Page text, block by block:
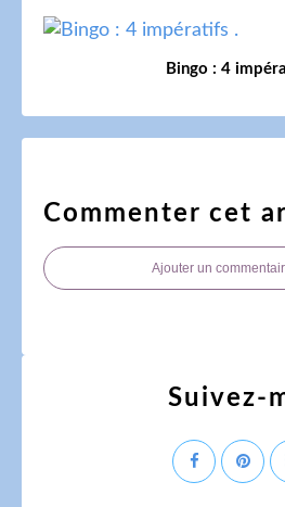
Bingo : 4
Commenter cet
Ajouter un
Suivez-